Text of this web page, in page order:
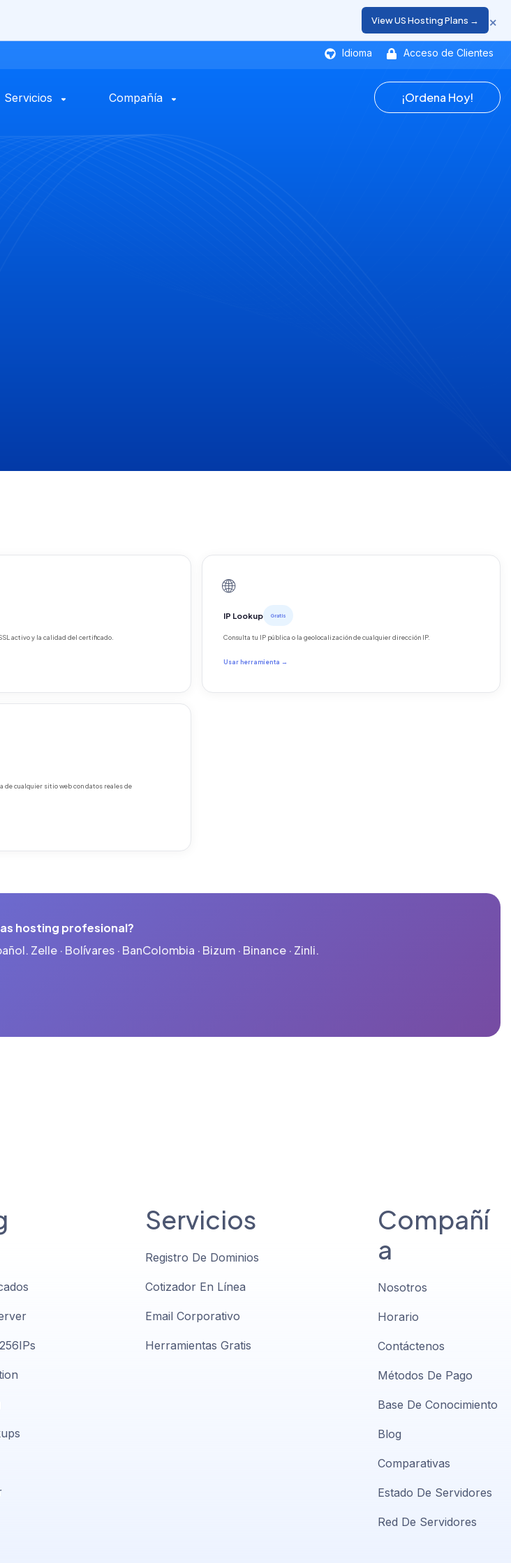
Idioma Acceso de Clientes
Servicios Compañía ¡Ordena Hoy!
View US Hosting Plans → ×
activo y la calidad del certificado.
🌐
IP Lookup Gratis
Consulta tu IP pública o la geolocalización de cualquier dirección IP.
Usar herramienta →
de cualquier sitio web con datos reales de
hosting profesional?
Zelle · Bolívares · BanColombia · Bizum · Binance · Zinli.
Servicios
Registro De Dominios
Cotizador En Línea
Email Corporativo
Herramientas Gratis
Compañí
a
Nosotros
Horario
Contáctenos
Métodos De Pago
Base De Conocimiento
Blog
Comparativas
Estado De Servidores
Red De Servidores